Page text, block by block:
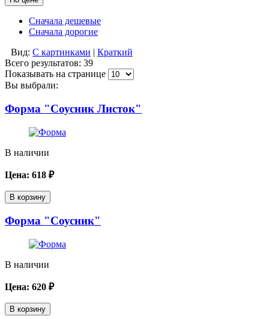
Сначала дешевые
Сначала дорогие
Вид: С картинками | Краткий
Всего результатов: 39
Показывать на странице
Вы выбрали:
Форма "Соусник Листок"
В наличии
Цена: 618 ₽
В корзину
Форма "Соусник"
В наличии
Цена: 620 ₽
В корзину